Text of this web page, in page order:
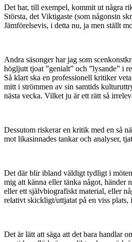
Det har, till exempel, kommit ut några
Största, det Viktigaste (som någonsin
Jämförelsevis, i detta nu, ja men ställt
Andra säsonger har jag som
högljutt tjoat ”genialt” och ”lysande” i
Så klart ska en professionell kritiker
mitt i strömmen av sin samtids
nästa vecka. Vilket ju är ett rätt så
Dessutom riskerar en kritik med en så
mot likasinnades tankar och analyser,
Det där blir ibland väldigt tydligt i
mig att känna eller tänka något, händer
eller ett självbiografiskt material, eller
relativt skickligt/uttjatat på en viss plats,
Det är lätt att säga att det bara handlar